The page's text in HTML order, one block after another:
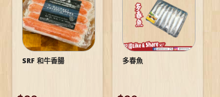
SRF 和牛香腸 多春魚